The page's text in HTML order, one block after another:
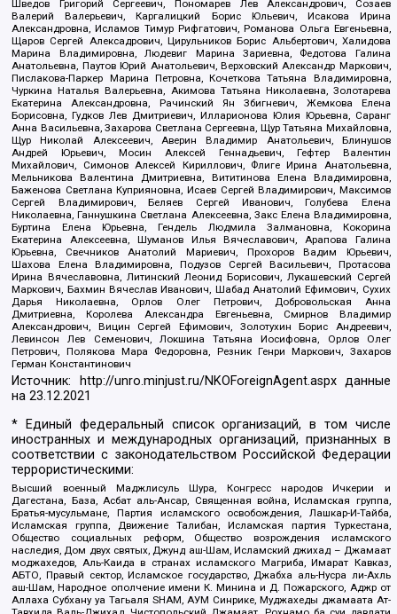
Шведов Григорий Сергеевич, Пономарев Лев Александрович, Созаев
Валерий Валерьевич, Каргалицкий Борис Юльевич, Исакова Ирина
Александровна, Исламов Тимур Рифгатович, Романова Ольга Евгеньевна,
Щаров Сергей Алексадрович, Цирульников Борис Альбертович, Халидова
Марина Владимировна, Людевиг Марина Зариевна, Федотова Галина
Анатольевна, Паутов Юрий Анатольевич, Верховский Александр Маркович,
Пислакова-Паркер Марина Петровна, Кочеткова Татьяна Владимировна,
Чуркина Наталья Валерьевна, Акимова Татьяна Николаевна, Золотарева
Екатерина Александровна, Рачинский Ян Збигневич, Жемкова Елена
Борисовна, Гудков Лев Дмитриевич, Илларионова Юлия Юрьевна, Саранг
Анна Васильевна, Захарова Светлана Сергеевна, Щур Татьяна Михайловна,
Щур Николай Алексеевич, Аверин Владимир Анатольевич, Блинушов
Андрей Юрьевич, Мосин Алексей Геннадьевич, Гефтер Валентин
Михайлович, Симонов Алексей Кириллович, Флиге Ирина Анатольевна,
Мельникова Валентина Дмитриевна, Вититинова Елена Владимировна,
Баженова Светлана Куприяновна, Исаев Сергей Владимирович, Максимов
Сергей Владимирович, Беляев Сергей Иванович, Голубева Елена
Николаевна, Ганнушкина Светлана Алексеевна, Закс Елена Владимировна,
Буртина Елена Юрьевна, Гендель Людмила Залмановна, Кокорина
Екатерина Алексеевна, Шуманов Илья Вячеславович, Арапова Галина
Юрьевна, Свечников Анатолий Мариевич, Прохоров Вадим Юрьевич,
Шахова Елена Владимировна, Подузов Сергей Васильевич, Протасова
Ирина Вячеславовна, Литинский Леонид Борисович, Лукашевский Сергей
Маркович, Бахмин Вячеслав Иванович, Шабад Анатолий Ефимович, Сухих
Дарья Николаевна, Орлов Олег Петрович, Добровольская Анна
Дмитриевна, Королева Александра Евгеньевна, Смирнов Владимир
Александрович, Вицин Сергей Ефимович, Золотухин Борис Андреевич,
Левинсон Лев Семенович, Локшина Татьяна Иосифовна, Орлов Олег
Петрович, Полякова Мара Федоровна, Резник Генри Маркович, Захаров
Герман Константинович
Источник: http://unro.minjust.ru/NKOForeignAgent.aspxданные
на23.12.2021
* Единый федеральный список организаций, в том числе
иностранных и международных организаций, признанных в
соответствии с законодательством Российской Федерации
террористическими:
Высший военный Маджлисуль Шура, Конгресс народов Ичкерии и
Дагестана, База, Асбат аль-Ансар, Священная война, Исламская группа,
Братья-мусульмане, Партия исламского освобождения, Лашкар-И-Тайба,
Исламская группа, Движение Талибан, Исламская партия Туркестана,
Общество социальных реформ, Общество возрождения исламского
наследия, Дом двух святых, Джунд аш-Шам, Исламский джихад – Джамаат
моджахедов, Аль-Каида в странах исламского Магриба, Имарат Кавказ,
АБТО, Правый сектор, Исламское государство, Джабха аль-Нусра ли-Ахль
аш-Шам, Народное ополчение имени К. Минина и Д. Пожарского, Аджр от
Аллаха Субхану уа Тагьаля SHAM, АУМ Синрике, Муджахеды джамаата Ат-